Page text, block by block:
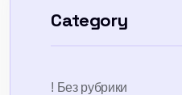
Category
! Без рубрики